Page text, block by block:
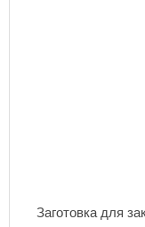
Заготовка для